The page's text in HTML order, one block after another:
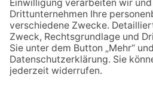
GOOD NEWS |
DATENSCHUTZ GGMBH